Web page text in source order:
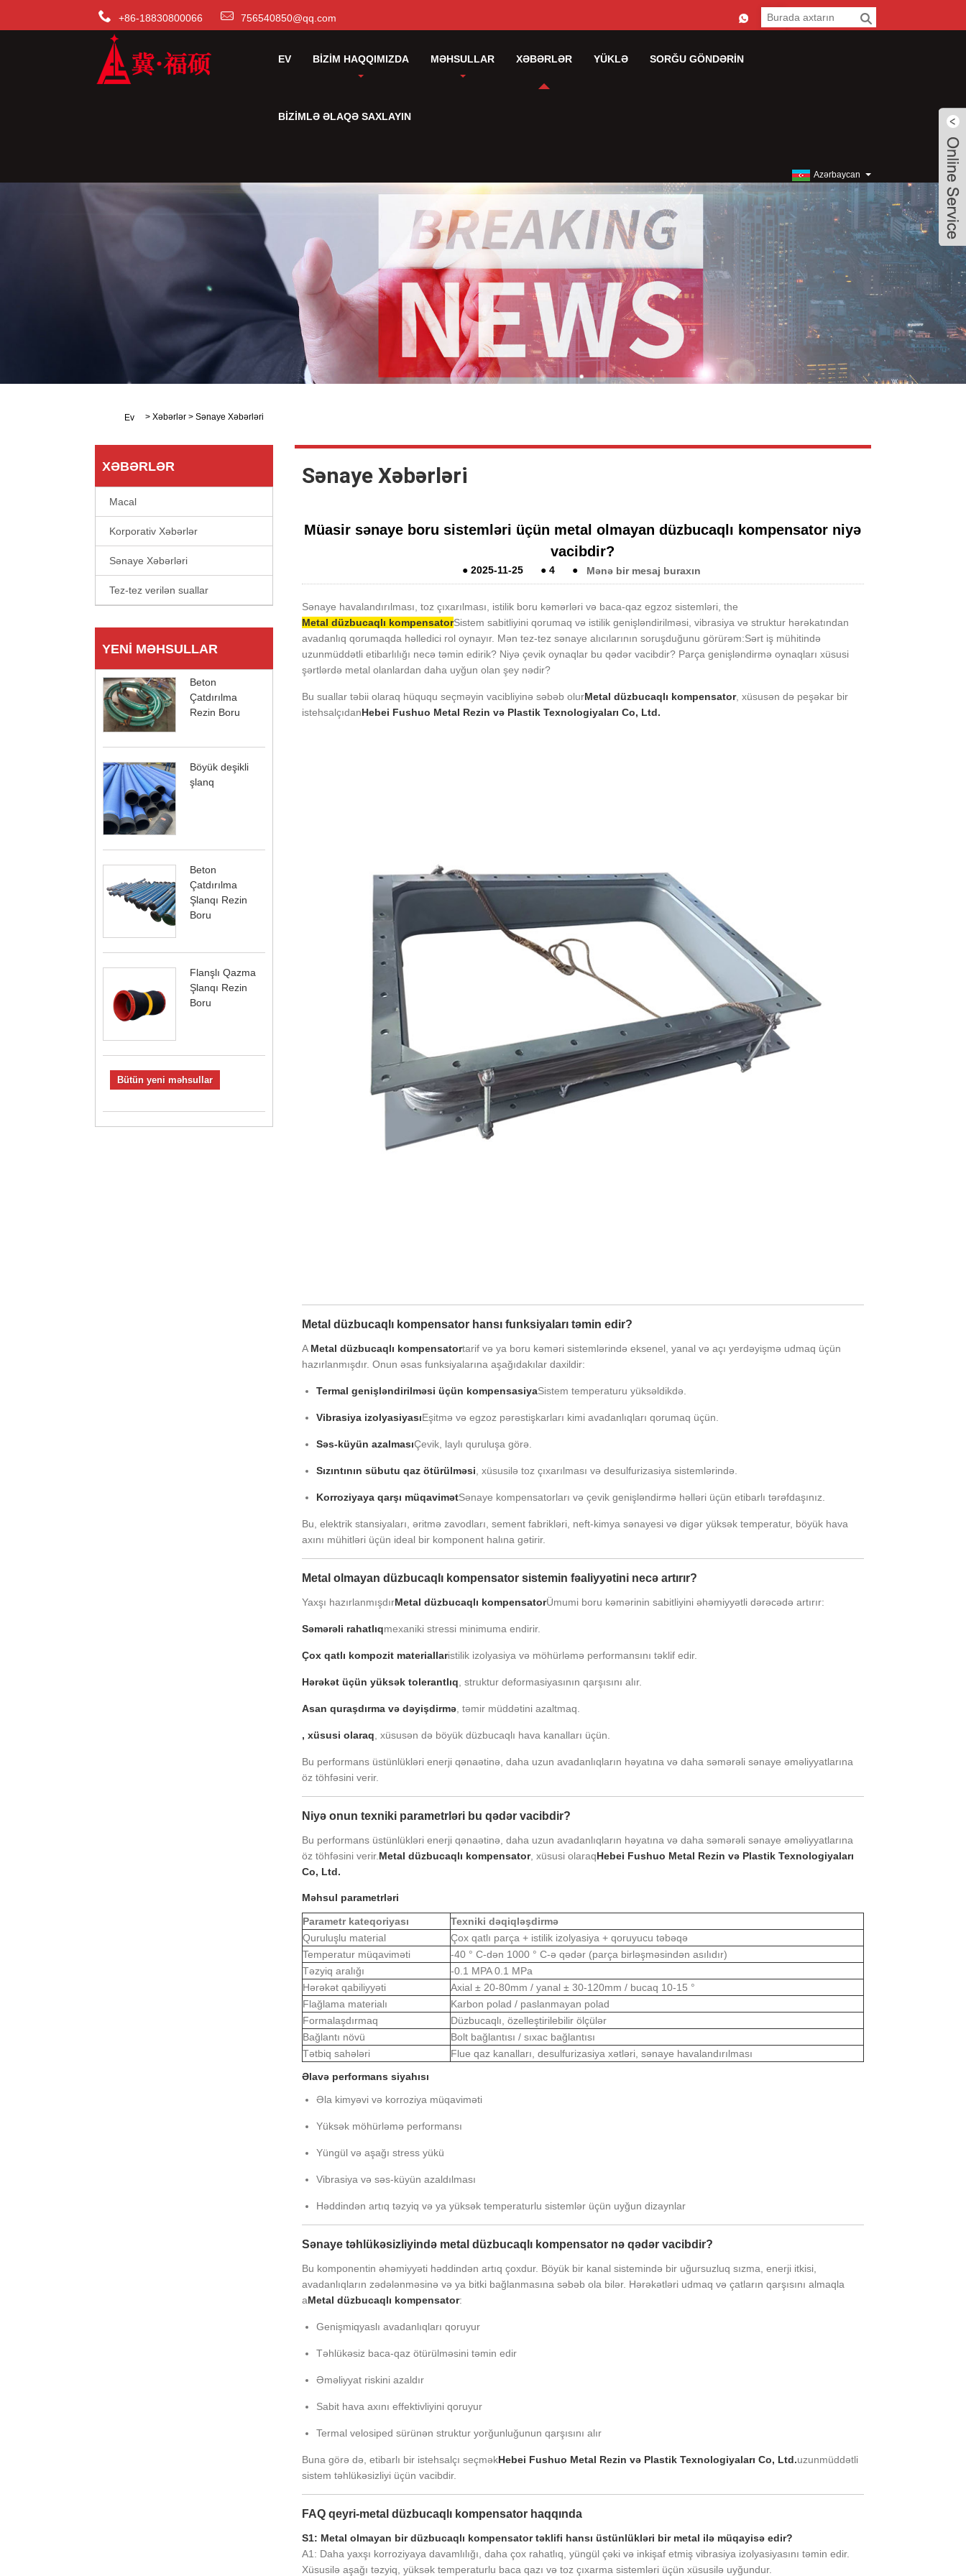
+86-18830800066 756540850@qq.com
EV BIZIM HAQQIMIZDA MƏHSULLAR XƏBƏRLƏR YÜKLƏ SORĞU GÖNDƏRIN
BIZIMLƏ ƏLAQƏ SAXLAYIN
Azərbaycan
Ev > Xəbərlər > Sənaye Xəbərləri
XƏBƏRLƏR
Macal
Korporativ Xəbərlər
Sənaye Xəbərləri
Tez-tez verilən suallar
YENI MƏHSULLAR
Beton
Çatdırılma
Rezin Boru
Böyük deşikli
şlanq
Beton
Çatdırılma
Şlanqı Rezin
Boru
Flanşlı Qazma
Şlanqı Rezin
Boru
Bütün yeni məhsullar
Sənaye Xəbərləri
Müasir sənaye boru sistemləri üçün metal olmayan düzbucaqlı kompensator niyə
vacibdir?
● 2025-11-25 ● 4 ● Mənə bir mesaj buraxın
Sənaye havalandırılması, toz çıxarılması, istilik boru kəmərləri və baca-qaz egzoz sistemləri, the
Metal düzbucaqlı kompensatorSistem sabitliyini qorumaq və istilik genişləndirilməsi, vibrasiya və struktur hərəkatından
avadanlıq qorumaqda həlledici rol oynayır. Mən tez-tez sənaye alıcılarının soruşduğunu görürəm:Sərt iş mühitində
uzunmüddətli etibarlılığı necə təmin edirik? Niyə çevik oynaqlar bu qədər vacibdir? Parça genişləndirmə oynaqları xüsusi
şərtlərdə metal olanlardan daha uyğun olan şey nədir?
Bu suallar təbii olaraq hüququ seçməyin vacibliyinə səbəb olurMetal düzbucaqlı kompensator, xüsusən də peşəkar bir
istehsalçıdanHebei Fushuo Metal Rezin və Plastik Texnologiyaları Co, Ltd.
Metal düzbucaqlı kompensator hansı funksiyaları təmin edir?
A Metal düzbucaqlı kompensatortarif və ya boru kəməri sistemlərində eksenel, yanal və açı yerdəyişmə udmaq üçün
hazırlanmışdır. Onun əsas funksiyalarına aşağıdakılar daxildir:
Termal genişləndirilməsi üçün kompensasiyaSistem temperaturu yüksəldikdə.
Vibrasiya izolyasiyasıEşitmə və egzoz pərəstişkarları kimi avadanlıqları qorumaq üçün.
Səs-küyün azalmasıÇevik, laylı quruluşa görə.
Sızıntının sübutu qaz ötürülməsi , xüsusilə toz çıxarılması və desulfurizasiya sistemlərində.
Korroziyaya qarşı müqavimətSənaye kompensatorları və çevik genişləndirmə həlləri üçün etibarlı tərəfdaşınız.
Bu, elektrik stansiyaları, əritmə zavodları, sement fabrikləri, neft-kimya sənayesi və digər yüksək temperatur, böyük hava
axını mühitləri üçün ideal bir komponent halına gətirir.
Metal olmayan düzbucaqlı kompensator sistemin fəaliyyətini necə artırır?
Yaxşı hazırlanmışdırMetal düzbucaqlı kompensatorÜmumi boru kəmərinin sabitliyini əhəmiyyətli dərəcədə artırır:
Səmərəli rahatlıqmexaniki stressi minimuma endirir.
Çox qatlı kompozit materiallaristilik izolyasiya və möhürləmə performansını təklif edir.
Hərəkət üçün yüksək tolerantlıq , struktur deformasiyasının qarşısını alır.
Asan quraşdırma və dəyişdirmə, təmir müddətini azaltmaq.
, xüsusi olaraq , xüsusən də böyük düzbucaqlı hava kanalları üçün.
Bu performans üstünlükləri enerji qənaətinə, daha uzun avadanlıqların həyatına və daha səmərəli sənaye əməliyyatlarına
öz töhfəsini verir.
Niyə onun texniki parametrləri bu qədər vacibdir?
Bu performans üstünlükləri enerji qənaətinə, daha uzun avadanlıqların həyatına və daha səmərəli sənaye əməliyyatlarına
öz töhfəsini verir. Metal düzbucaqlı kompensator, xüsusi olaraqHebei Fushuo Metal Rezin və Plastik Texnologiyaları
Co, Ltd.
Məhsul parametrləri
Parametr kateqoriyası
Texniki dəqiqləşdirmə
Quruluşlu material
Çox qatlı parça + istilik izolyasiya + qoruyucu təbəqə
Temperatur müqaviməti
-40 ° C-dən 1000 ° C-ə qədər (parça birləşməsindən asılıdır)
Təzyiq aralığı
-0.1 MPA 0.1 MPa
Hərəkət qabiliyyəti
Axial ± 20-80mm / yanal ± 30-120mm / bucaq 10-15 °
Flağlama materialı
Karbon polad / paslanmayan polad
Formalaşdırmaq
Düzbucaqlı, özelleştirilebilir ölçülər
Bağlantı növü
Bolt bağlantısı / sıxac bağlantısı
Tətbiq sahələri
Flue qaz kanalları, desulfurizasiya xətləri, sənaye havalandırılması
Əlavə performans siyahısı
Əla kimyəvi və korroziya müqaviməti
Yüksək möhürləmə performansı
Yüngül və aşağı stress yükü
Vibrasiya və səs-küyün azaldılması
Həddindən artıq təzyiq və ya yüksək temperaturlu sistemlər üçün uyğun dizaynlar
Sənaye təhlükəsizliyində metal düzbucaqlı kompensator nə qədər vacibdir?
Bu komponentin əhəmiyyəti həddindən artıq çoxdur. Böyük bir kanal sistemində bir uğursuzluq sızma, enerji itkisi,
avadanlıqların zədələnməsinə və ya bitki bağlanmasına səbəb ola bilər. Hərəkətləri udmaq və çatların qarşısını almaqla
aMetal düzbucaqlı kompensator:
Genişmiqyaslı avadanlıqları qoruyur
Təhlükəsiz baca-qaz ötürülməsini təmin edir
Əməliyyat riskini azaldır
Sabit hava axını effektivliyini qoruyur
Termal velosiped sürünən struktur yorğunluğunun qarşısını alır
Buna görə də, etibarlı bir istehsalçı seçməkHebei Fushuo Metal Rezin və Plastik Texnologiyaları Co, Ltd.uzunmüddətli
sistem təhlükəsizliyi üçün vacibdir.
FAQ qeyri-metal düzbucaqlı kompensator haqqında
S1: Metal olmayan bir düzbucaqlı kompensator təklifi hansı üstünlükləri bir metal ilə müqayisə edir?
A1: Daha yaxşı korroziyaya davamlılığı, daha çox rahatlıq, yüngül çəki və inkişaf etmiş vibrasiya izolyasiyasını təmin edir.
Xüsusilə aşağı təzyiq, yüksək temperaturlu baca qazı və toz çıxarma sistemləri üçün xüsusilə uyğundur.